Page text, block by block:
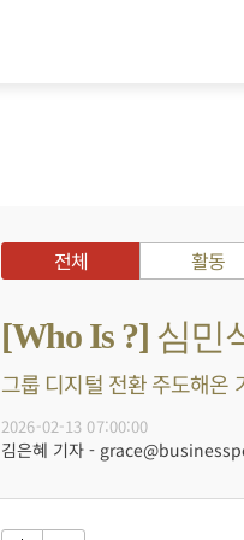
전체 활동
[Who Is ?] 심민
그룹 디지털 전환 주도해온
2026-02-13 07:00:00
김은혜 기자 -